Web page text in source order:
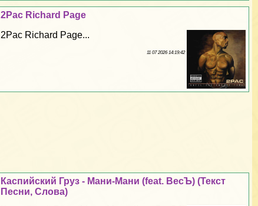
2Pac Richard Page
2Pac Richard Page...
11 07 2026 14:19:42
Каспийский Груз - Мани-Мани (feat. ВесЪ) (Текст
Песни, Слова)